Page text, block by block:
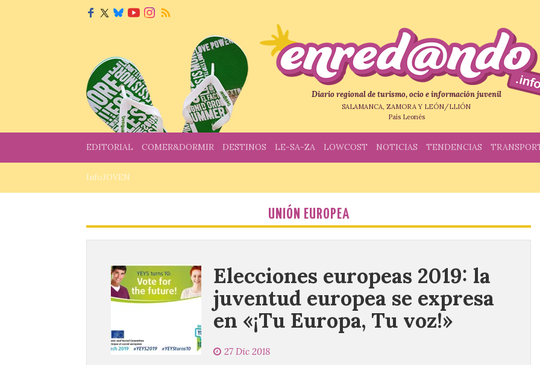
Diario regional de turismo, ocio e información juvenil
SALAMANCA, ZAMORA Y LEÓN/LLIÓN
País Leonés
EDITORIAL COMER&DORMIR DESTINOS LE-SA-ZA LOWCOST NOTICIAS TENDENCIAS
InfoJOVEN
UNIÓN EUROPEA
Elecciones europeas 2019: la
juventud europea se expresa
en «¡Tu Europa, Tu voz!»
27 Dic 2018